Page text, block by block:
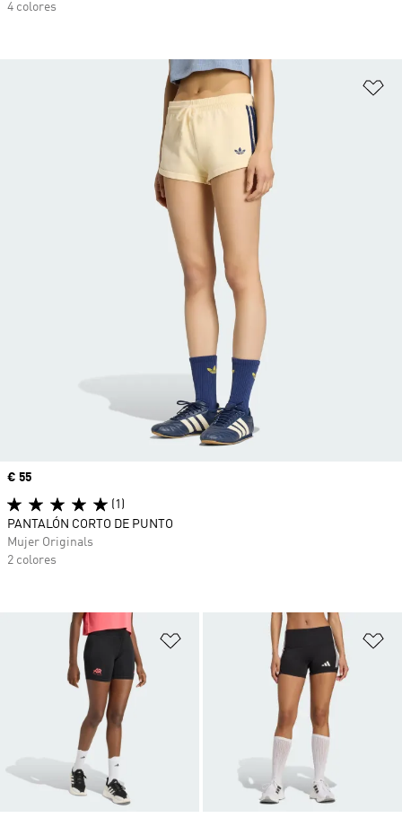
4 colores
Añadir a la lista de deseos
Precio
€ 55
(1)
PANTALÓN CORTO DE PUNTO
Mujer Originals
2 colores